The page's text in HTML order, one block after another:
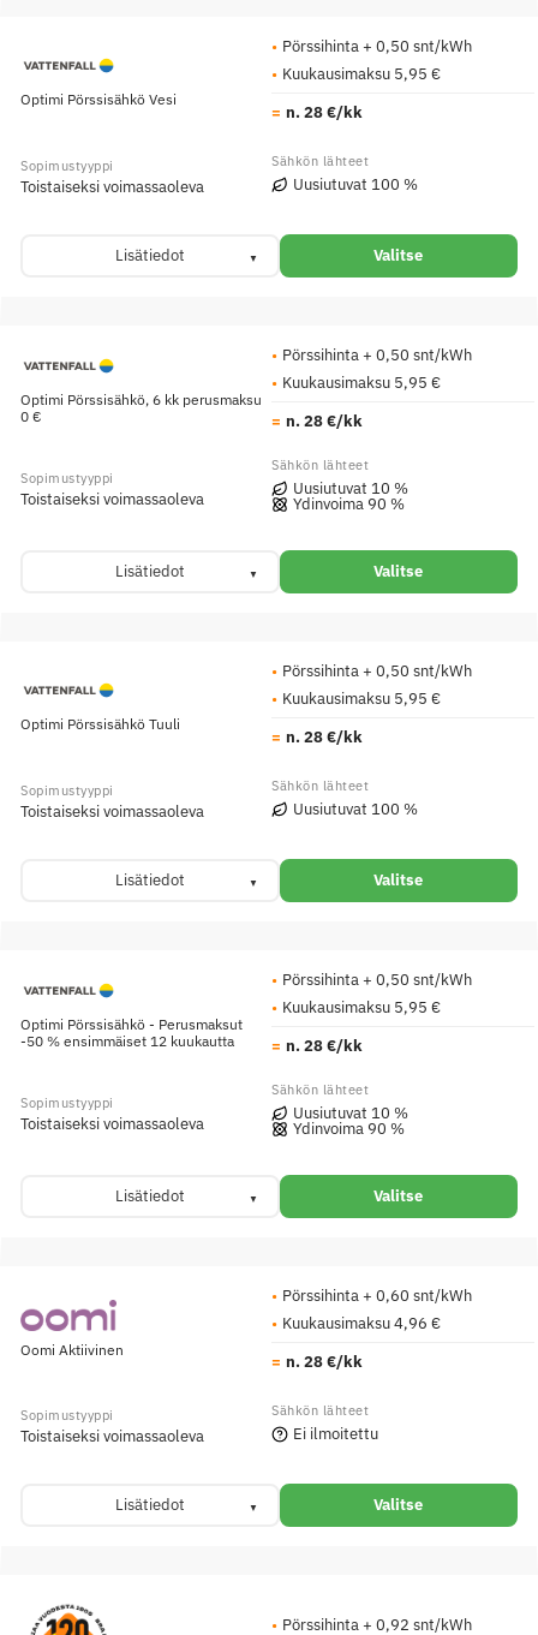
Optimi Pörssisähkö Vesi
Pörssihinta + 0,50 snt/kWh
Kuukausimaksu 5,95 €
n. 28 €/kk
Toistaiseksi voimassaoleva Uusiutuvat 100 %
Lisätiedot Valitse
Optimi Pörssisähkö, 6 kk perusmaksu
0 €
Pörssihinta + 0,50 snt/kWh
Kuukausimaksu 5,95 €
n. 28 €/kk
Toistaiseksi voimassaoleva
Uusiutuvat 10 %
Ydinvoima 90 %
Lisätiedot Valitse
Optimi Pörssisähkö Tuuli
Pörssihinta + 0,50 snt/kWh
Kuukausimaksu 5,95 €
n. 28 €/kk
Toistaiseksi voimassaoleva Uusiutuvat 100 %
Lisätiedot Valitse
Optimi Pörssisähkö - Perusmaksut
-50 % ensimmäiset 12 kuukautta
Pörssihinta + 0,50 snt/kWh
Kuukausimaksu 5,95 €
n. 28 €/kk
Toistaiseksi voimassaoleva
Uusiutuvat 10 %
Ydinvoima 90 %
Lisätiedot Valitse
Oomi Aktiivinen
Pörssihinta + 0,60 snt/kWh
Kuukausimaksu 4,96 €
n. 28 €/kk
Toistaiseksi voimassaoleva Ei ilmoitettu
Lisätiedot Valitse
Pörssihinta + 0,92 snt/kWh